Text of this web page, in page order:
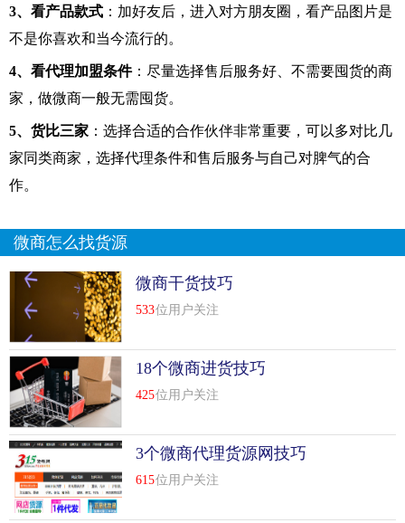
3、看产品款式 ：加好友后，进入对方朋友圈，看产品图片是
不是你喜欢和当今流行的。
4、看代理加盟条件：尽量选择售后服务好、不需要囤货的商
家，做微商一般无需囤货。
5、货比三家 ：选择合适的合作伙伴非常重要，可以多对比几
家同类商家，选择代理条件和售后服务与自己对脾气的合
作。
微商怎么找货源
微商干货技巧
533位用户关注
18个微商进货技巧
425位用户关注
3个微商代理货源网技巧
615位用户关注